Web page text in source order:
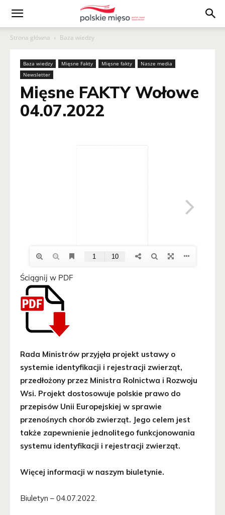
Polskie
Mięso
Strona główna Baza wiedzy
Baza wiedzy Mięsne Fakty Mięsne fakty
Nasze media
Newsletter
Mięsne FAKTY Wołowe
04.07.2022
Ściągnij w PDF
Rada Ministrów przyjęła projekt ustawy o
systemie identyfikacji i rejestracji zwierząt,
przedłożony przez Ministra Rolnictwa i Rozwoju
Wsi. Projekt dostosowuje polskie prawo do
przepisów Unii Europejskiej w sprawie
przenośnych chorób zwierząt. Jego celem jest
także zapewnienie jednolitego funkcjonowania
systemu identyfikacji i rejestracji zwierząt.
Więcej informacji w naszym biuletynie.
Biuletyn – 04.07.2022.